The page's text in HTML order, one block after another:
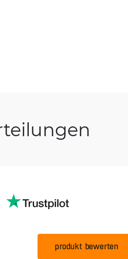
produkt bewerten